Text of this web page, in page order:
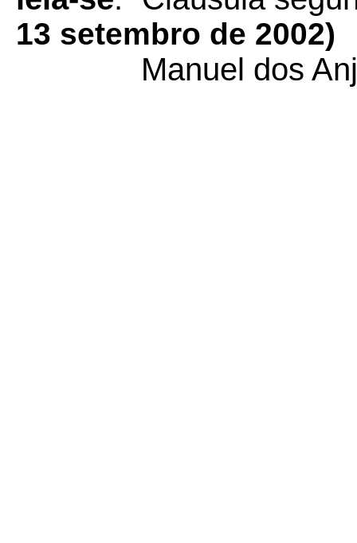
13 setembro de 2002)
Manuel dos